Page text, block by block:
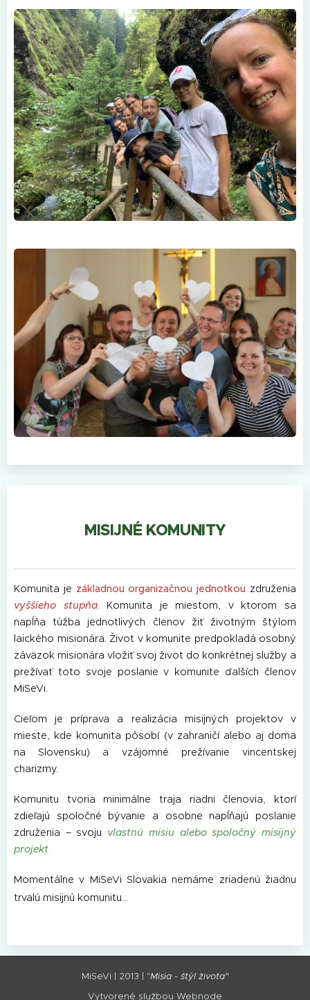
MISIJNÉ KOMUNITY
Komunita je základnou organizačnou jednotkou združenia
vyššieho stupňa.Komunita je miestom, v ktorom sa
napĺňa túžba jednotlivých členov žiť životným štýlom
laického misionára. Život v komunite predpokladá osobný
záväzok misionára vložiť svoj život do konkrétnej služby a
prežívať toto svoje poslanie v komunite ďalších členov
MiSeVi.
Cieľom je príprava a realizácia misijných projektov v
mieste, kde komunita pôsobí (v zahraničí alebo aj doma
na Slovensku) a vzájomné prežívanie vincentskej
charizmy.
Komunitu tvoria minimálne traja riadni členovia, ktorí
zdieľajú spoločné bývanie a osobne napĺňajú poslanie
združenia – svoju vlastnú misiu alebo spoločný misijný
projekt.
Momentálne v MiSeVi Slovakia nemáme zriadenú žiadnu
trvalú misijnú komunitu...
MiSeVi | 2013 | "Misia - štýl života"
Vytvorené službou Webnode